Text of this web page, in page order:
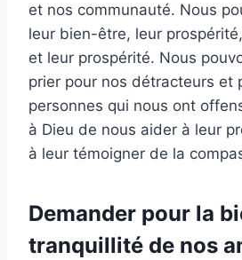
et nos communauté. Nous
leur bien-être, leur
et leur prospérité. Nous
prier pour nos détracteurs et
personnes qui nous ont
à Dieu de nous aider à leur
à leur témoigner de la
Demander pour la
tranquillité de nos